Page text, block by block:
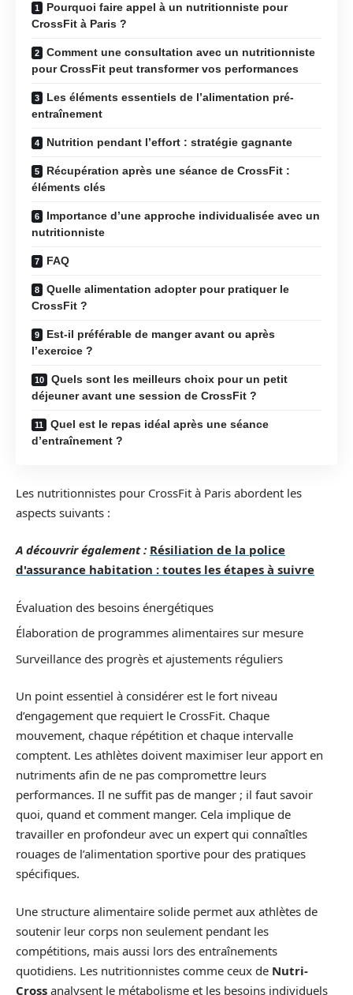
Pourquoi faire appel à un nutritionniste pour
CrossFit à Paris ?
Comment une consultation avec un nutritionniste
pour CrossFit peut transformer vos performances
Les éléments essentiels de l’alimentation pré-
entraînement
Nutrition pendant l’effort : stratégie gagnante
Récupération après une séance de CrossFit :
éléments clés
Importance d’une approche individualisée avec un
nutritionniste
FAQ
Quelle alimentation adopter pour pratiquer le
CrossFit ?
Est-il préférable de manger avant ou après
l’exercice ?
Quels sont les meilleurs choix pour un petit
déjeuner avant une session de CrossFit ?
Quel est le repas idéal après une séance
d’entraînement ?
Les nutritionnistes pour CrossFit à Paris abordent les
aspects suivants :
A découvrir également : Résiliation de la police
d'assurance habitation : toutes les étapes à suivre
Évaluation des besoins énergétiques
Élaboration de programmes alimentaires sur mesure
Surveillance des progrès et ajustements réguliers
Un point essentiel à considérer est le fort niveau
d’engagement que requiert le CrossFit. Chaque
mouvement, chaque répétition et chaque intervalle
comptent. Les athlètes doivent maximiser leur apport en
nutriments afin de ne pas compromettre leurs
performances. Il ne suffit pas de manger ; il faut savoir
quoi, quand et comment manger. Cela implique de
travailler en profondeur avec un expert qui connaîtles
rouages de l’alimentation sportive pour des pratiques
spécifiques.
Une structure alimentaire solide permet aux athlètes de
soutenir leur corps non seulement pendant les
compétitions, mais aussi lors des entraînements
quotidiens. Les nutritionnistes comme ceux de Nutri-
Cross analysent le métabolisme et les besoins individuels